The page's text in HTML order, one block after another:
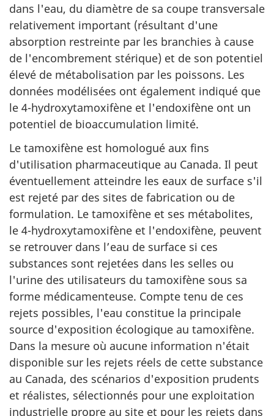
dans l'eau, du diamètre de sa coupe transversale
relativement important (résultant d'une
absorption restreinte par les branchies à cause
de l'encombrement stérique) et de son potentiel
élevé de métabolisation par les poissons. Les
données modélisées ont également indiqué que
le 4-hydroxytamoxifène et l'endoxifène ont un
potentiel de bioaccumulation limité.
Le tamoxifène est homologué aux fins
d'utilisation pharmaceutique au Canada. Il peut
éventuellement atteindre les eaux de surface s'il
est rejeté par des sites de fabrication ou de
formulation. Le tamoxifène et ses métabolites,
le 4-hydroxytamoxifène et l'endoxifène, peuvent
se retrouver dans l’eau de surface si ces
substances sont rejetées dans les selles ou
l'urine des utilisateurs du tamoxifène sous sa
forme médicamenteuse. Compte tenu de ces
rejets possibles, l'eau constitue la principale
source d'exposition écologique au tamoxifène.
Dans la mesure où aucune information n'était
disponible sur les rejets réels de cette substance
au Canada, des scénarios d'exposition prudents
et réalistes, sélectionnés pour une exploitation
industrielle propre au site et pour les rejets dans